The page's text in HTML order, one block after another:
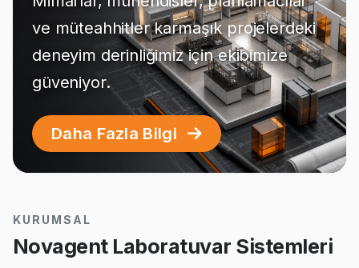
ve müteahhitler karmaşık projelerdeki
deneyim derinliğimiz için ekibimize
güveniyor.
Daha Fazla Bilgi
KURUMSAL
Novagent Laboratuvar Sistemleri